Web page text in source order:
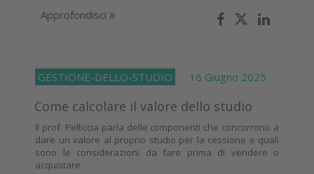
Approfondisci
GESTIONE-DELLO-STUDIO 16 Giugno 2025
Come calcolare il valore dello studio
Il prof. Pelliccia parla delle componenti che concorrono a
dare un valore al proprio studio per la cessione e quali
sono le considerazioni da fare prima di vendere o
acquistare